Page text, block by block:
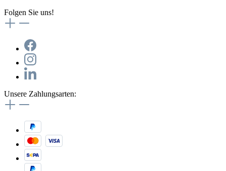
Folgen Sie uns!
Unsere Zahlungsarten: